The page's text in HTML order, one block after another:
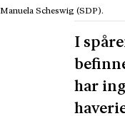
Manuela Scheswig (SDP).
I
har